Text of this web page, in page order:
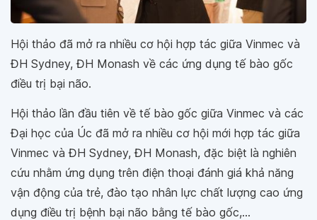
Hội thảo đã mở ra nhiều cơ hội hợp tác giữa Vinmec và
ĐH Sydney, ĐH Monash về các ứng dụng tế bào gốc
điều trị bại não.
Hội thảo lần đầu tiên về tế bào gốc giữa Vinmec và các
Đại học của Úc đã mở ra nhiều cơ hội mới hợp tác giữa
Vinmec và ĐH Sydney, ĐH Monash, đặc biệt là nghiên
cứu nhằm ứng dụng trên điện thoại đánh giá khả năng
vận động của trẻ, đào tạo nhân lực chất lượng cao ứng
dụng điều trị bệnh bại não bằng tế bào gốc,...